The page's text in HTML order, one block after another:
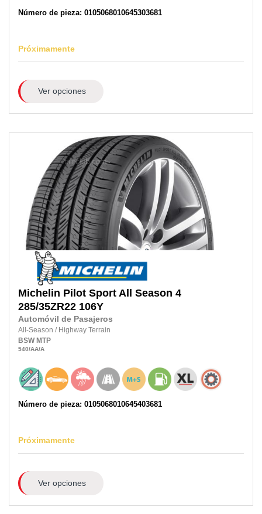
Número de pieza: 0105068010645303681
Próximamente
Ver opciones
Michelin Pilot Sport All Season 4
285/35ZR22 106Y
Automóvil de Pasajeros
All-Season / Highway Terrain
BSW MTP
540/AA/A
Número de pieza: 0105068010645403681
Próximamente
Ver opciones